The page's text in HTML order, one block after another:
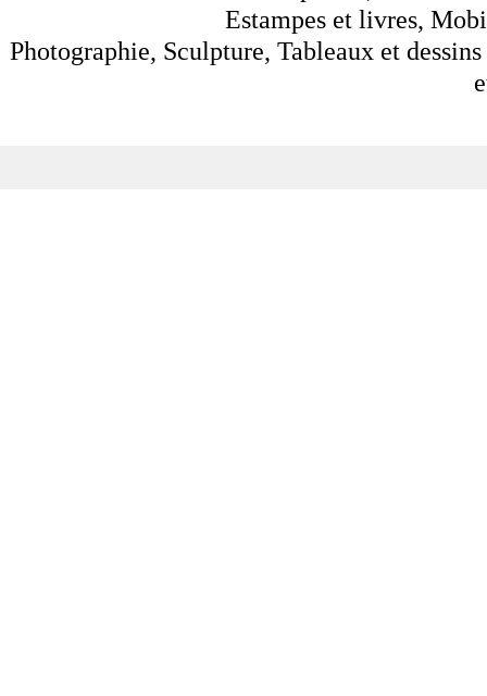
Estampes et livres,
Photographie, Sculpture, Tableaux et